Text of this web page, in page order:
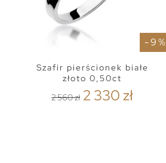
- 9 %
Szafir pierścionek białe
złoto 0,50ct
2 560 zł 2 330 zł